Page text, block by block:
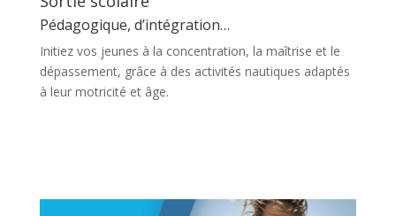
Pédagogique, d’intégration…
Initiez vos jeunes à la concentration, la maîtrise et le
dépassement, grâce à des activités nautiques adaptés
à leur motricité et âge.